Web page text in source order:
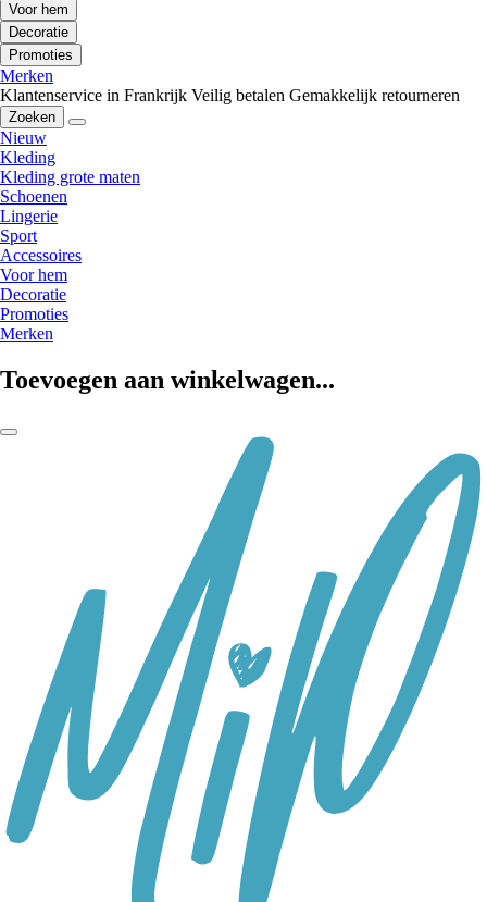
Voor hem
Decoratie
Promoties
Merken
Klantenservice in Frankrijk Veilig betalen Gemakkelijk retourneren
Zoeken
Nieuw
Kleding
Kleding grote maten
Schoenen
Lingerie
Sport
Accessoires
Voor hem
Decoratie
Promoties
Merken
Toevoegen aan winkelwagen...